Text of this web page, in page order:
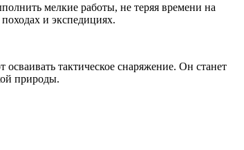
мелкие работы, не теряя времени на
и экспедициях.
тактическое снаряжение. Он станет
природы.